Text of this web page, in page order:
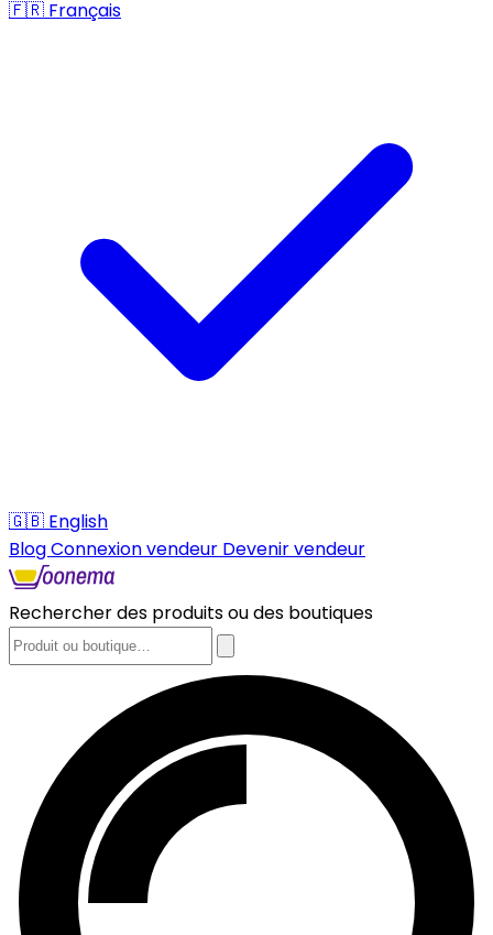
🇫🇷 Français
🇬🇧 English
BlogConnexion vendeur Devenir vendeur
Rechercher des produits ou des boutiques